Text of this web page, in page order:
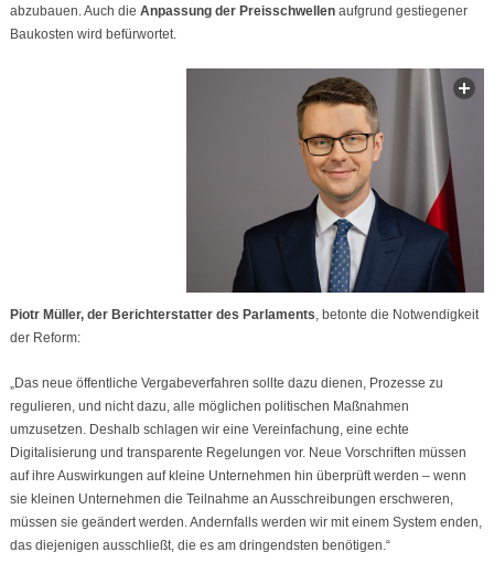
abzubauen. Auch die Anpassung der Preisschwellenaufgrund gestiegener
Baukosten wird befürwortet.
Piotr Müller, der Berichterstatter des Parlaments, betonte die Notwendigkeit
der Reform:
„Das neue öffentliche Vergabeverfahren sollte dazu dienen, Prozesse zu
regulieren, und nicht dazu, alle möglichen politischen Maßnahmen
umzusetzen. Deshalb schlagen wir eine Vereinfachung, eine echte
Digitalisierung und transparente Regelungen vor. Neue Vorschriften müssen
auf ihre Auswirkungen auf kleine Unternehmen hin überprüft werden – wenn
sie kleinen Unternehmen die Teilnahme an Ausschreibungen erschweren,
müssen sie geändert werden. Andernfalls werden wir mit einem System enden,
das diejenigen ausschließt, die es am dringendsten benötigen.“